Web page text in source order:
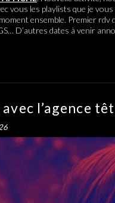
vous les playlists que je
ensemble. Premier rdv
D’autres dates à venir
l’agence